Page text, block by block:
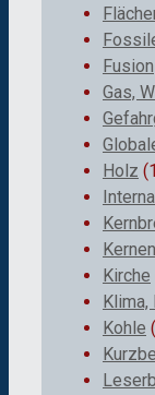
Fusion
Gas,
Holz
Kirche
Kohle